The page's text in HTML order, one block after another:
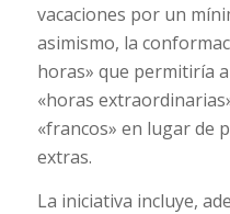
vacaciones por un
asimismo, la
horas» que permitiría
«horas
«francos» en lugar de
extras.
La iniciativa incluye,